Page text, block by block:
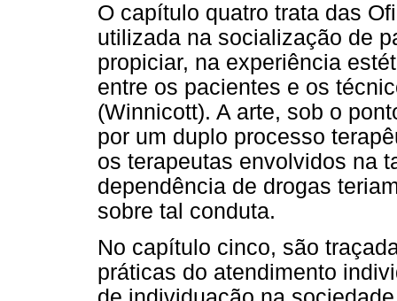
O capítulo quatro trata das
utilizada na socialização de
propiciar, na experiência
entre os pacientes e os
(Winnicott). A arte, sob o
por um duplo processo
os terapeutas envolvidos na
dependência de drogas
sobre tal conduta.
No capítulo cinco, são
práticas do atendimento